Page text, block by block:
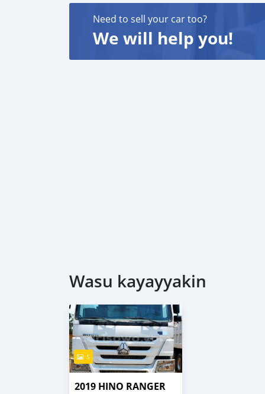
Need to sell your car too?
We will help you!
Wasu kayayyakin
5
2019 HINO RANGER